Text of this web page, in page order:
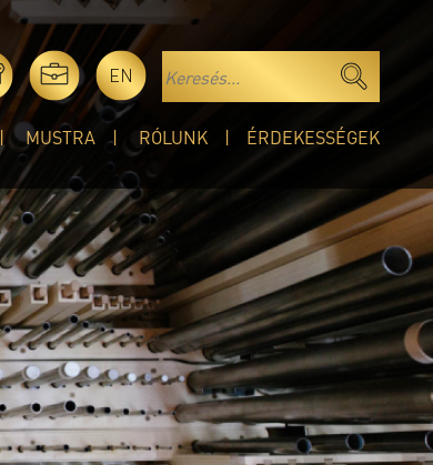
EN
MUSTRA RÓLUNK ÉRDEKESSÉGEK